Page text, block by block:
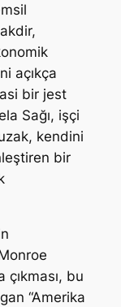
açıkça
bir jest
Sağı, işçi
kendini
bir
çıkması, bu
“Amerika